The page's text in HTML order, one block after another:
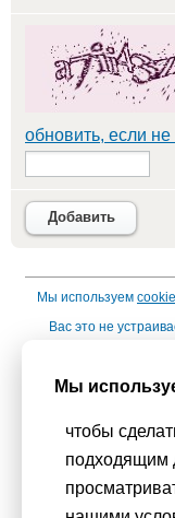
обновить, если не
Добавить
Мы используем
Вас это не
При
Мы
чтобы
подходящим